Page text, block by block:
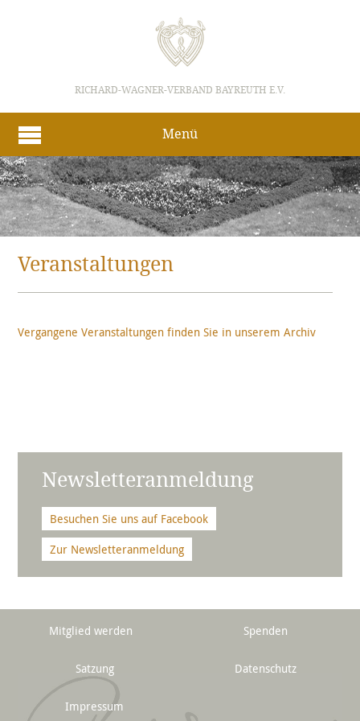
RICHARD-WAGNER-VERBAND BAYREUTH E.V.
Menü
Veranstaltungen
Vergangene Veranstaltungen finden Sie in unserem Archiv
Newsletteranmeldung
Besuchen Sie uns auf Facebook
Zur Newsletteranmeldung
Mitglied werden Spenden
Satzung Datenschutz
Impressum